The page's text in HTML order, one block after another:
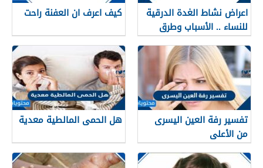
اعراض نشاط الغدة الدرقية
للنساء .. الأسباب وطرق
العلاج
كيف اعرف ان العفنة راحت
تفسير رفة العين اليسرى
من الأعلى
هل الحمى المالطية معدية